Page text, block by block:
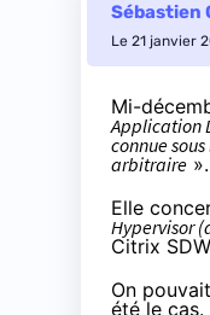
Sébastien
Le 21 janvier
Mi-
Application
connue
arbitraire ».
Elle
Hypervisor
Citrix
On
été le cas.